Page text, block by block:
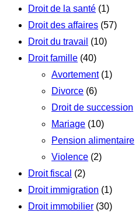
Droit de la santé (1)
Droit des affaires (57)
Droit du travail (10)
Droit famille (40)
Avortement(1)
Divorce (6)
Droit de succession
Mariage (10)
Pension alimentaire
Violence (2)
Droit fiscal (2)
Droit immigration (1)
Droit immobilier (30)